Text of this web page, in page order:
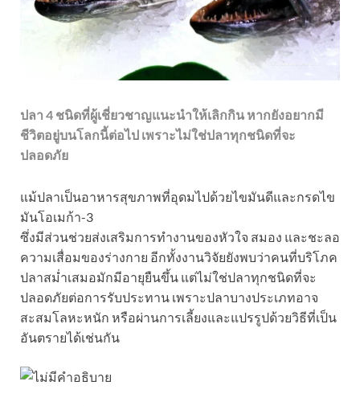
ปลา 4 ชนิดที่ผู้เชี่ยวชาญแนะนำให้เลิกกิน หากยังอยากมี
ชีวิตอยู่บนโลกนี้ต่อไป เพราะไม่ใช่ปลาทุกชนิดที่จะ
ปลอดภัย
แม้ปลาเป็นอาหารสุขภาพที่อุดมไปด้วยไขมันดีและกรดไข
มันโอเมก้า-3
ซึ่งมีส่วนช่วยส่งเสริมการทำงานของหัวใจ สมอง และชะลอ
ความเสื่อมของร่างกาย อีกทั้งงานวิจัยยังพบว่าคนที่บริโภค
ปลาสม่ำเสมอมักมีอายุยืนขึ้น แต่ไม่ใช่ปลาทุกชนิดที่จะ
ปลอดภัยต่อการรับประทาน เพราะปลาบางประเภทอาจ
สะสมโลหะหนัก หรือผ่านการเลี้ยงและแปรรูปด้วยวิธีที่เป็น
อันตรายได้เช่นกัน